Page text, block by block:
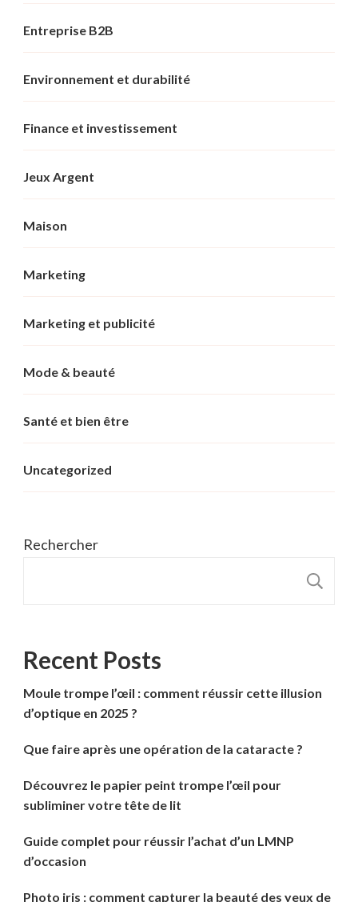
Entreprise B2B
Environnement et durabilité
Finance et investissement
Jeux Argent
Maison
Marketing
Marketing et publicité
Mode & beauté
Santé et bien être
Uncategorized
Rechercher
Recent Posts
Moule trompe l’œil : comment réussir cette illusion
d’optique en 2025 ?
Que faire après une opération de la cataracte ?
Découvrez le papier peint trompe l’œil pour
subliminer votre tête de lit
Guide complet pour réussir l’achat d’un LMNP
d’occasion
Photo iris : comment capturer la beauté des yeux de